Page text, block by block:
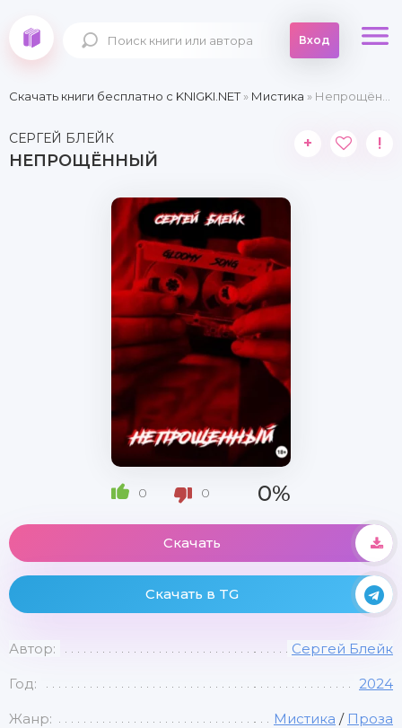
Вход
Скачать книги бесплатно c KNIGKI.NET» Мистика » Непрощённый
СЕРГЕЙ БЛЕЙК
НЕПРОЩЁННЫЙ
+ !
0 0 0%
Скачать
Скачать в TG
Автор: Сергей Блейк
Год: 2024
Жанр: Мистика / Проза